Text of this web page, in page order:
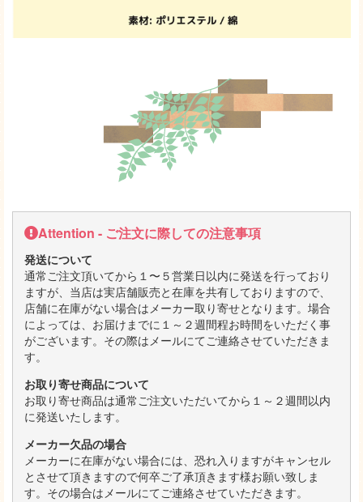
Attention - ご注文に際しての注意事項
発送について
通常ご注文頂いてから１〜５営業日以内に発送を行っており
ますが、当店は実店舗販売と在庫を共有しておりますので、
店舗に在庫がない場合はメーカー取り寄せとなります。場合
によっては、お届けまでに１～２週間程お時間をいただく事
がございます。その際はメールにてご連絡させていただきま
す。
お取り寄せ商品について
お取り寄せ商品は通常ご注文いただいてから１～２週間以内
に発送いたします。
メーカー欠品の場合
メーカーに在庫がない場合には、恐れ入りますがキャンセル
とさせて頂きますので何卒ご了承頂きます様お願い致しま
す。その場合はメールにてご連絡させていただきます。